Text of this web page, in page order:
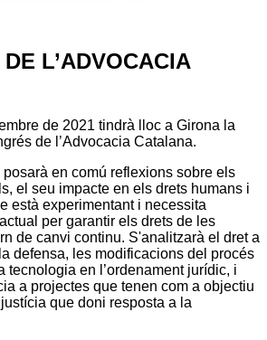
L’ADVOCACIA
de 2021 tindrà lloc a Girona la
de l’Advocacia Catalana.
en comú reflexions sobre els
el seu impacte en els drets humans i
està experimentant i necessita
per garantir els drets de les
de canvi continu. S'analitzarà el dret a
defensa, les modificacions del procés
tecnologia en l’ordenament jurídic, i
a projectes que tenen com a objectiu
que doni resposta a la